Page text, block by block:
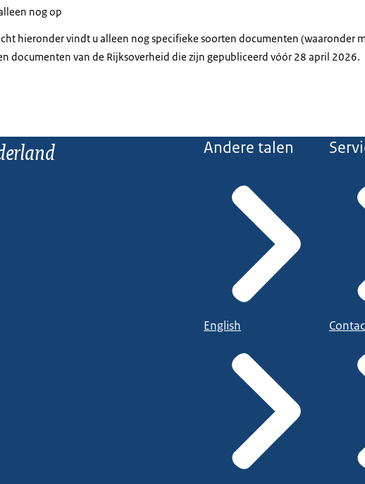
nog op
hieronder vindt u alleen nog specifieke soorten documenten (waaronder
documenten van de Rijksoverheid die zijn gepubliceerd vóór 28 april 2026.
Andere talen
English